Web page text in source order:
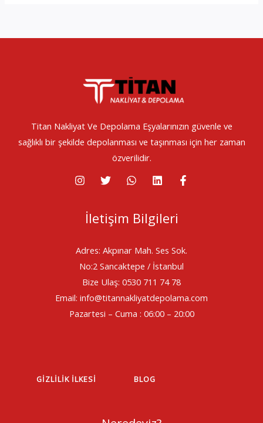
Titan Nakliyat Ve Depolama Eşyalarınızın güvenle ve
sağlıklı bir şekilde depolanması ve taşınması için her zaman
özverilidir.
İletişim Bilgileri
Adres: Akpınar Mah. Ses Sok.
No:2 Sancaktepe / İstanbul
Bize Ulaş: 0530 711 74 78
Email: info@titannakliyatdepolama.com
Pazartesi – Cuma : 06:00 – 20:00
GIZLILIK İLKESI BLOG